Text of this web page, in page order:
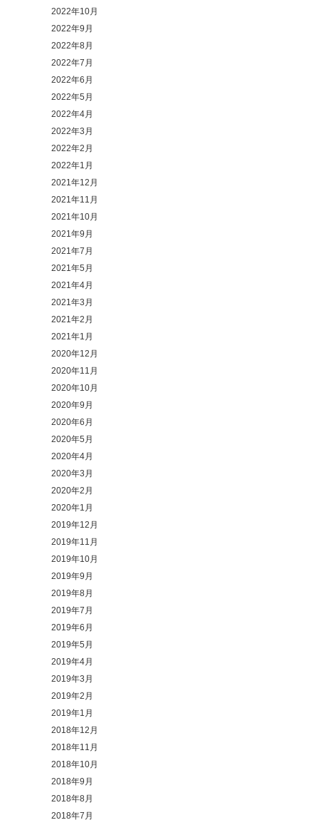
2022年10月
2022年9月
2022年8月
2022年7月
2022年6月
2022年5月
2022年4月
2022年3月
2022年2月
2022年1月
2021年12月
2021年11月
2021年10月
2021年9月
2021年7月
2021年5月
2021年4月
2021年3月
2021年2月
2021年1月
2020年12月
2020年11月
2020年10月
2020年9月
2020年6月
2020年5月
2020年4月
2020年3月
2020年2月
2020年1月
2019年12月
2019年11月
2019年10月
2019年9月
2019年8月
2019年7月
2019年6月
2019年5月
2019年4月
2019年3月
2019年2月
2019年1月
2018年12月
2018年11月
2018年10月
2018年9月
2018年8月
2018年7月